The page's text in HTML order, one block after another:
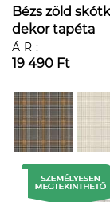
Bézs zöld
dekor tapéta
ÁR:
19 490 Ft